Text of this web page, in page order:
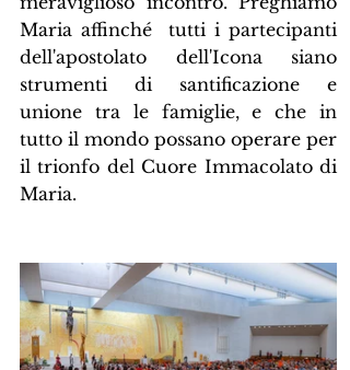
Maria affinché  tutti i partecipanti
dell'apostolato dell'Icona siano
strumenti di santificazione e
unione tra le famiglie, e che in
tutto il mondo possano operare per
il trionfo del Cuore Immacolato di
Maria.